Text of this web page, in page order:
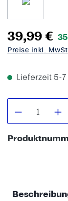
39,99 €
Preise inkl.
Lieferzeit 5-
Produkt